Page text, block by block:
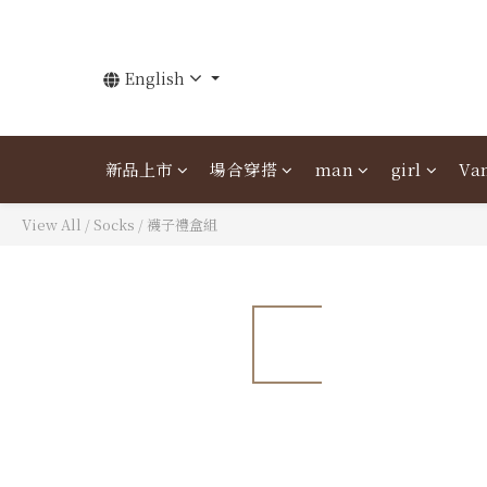
新品上市 場合穿搭 man girl
English
View All / Socks / 襪子禮盒組